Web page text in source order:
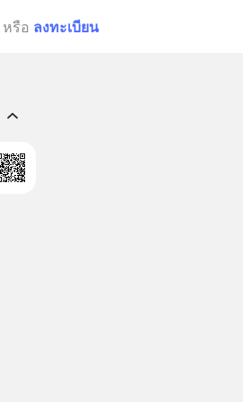
หรือ ลงทะเบียน